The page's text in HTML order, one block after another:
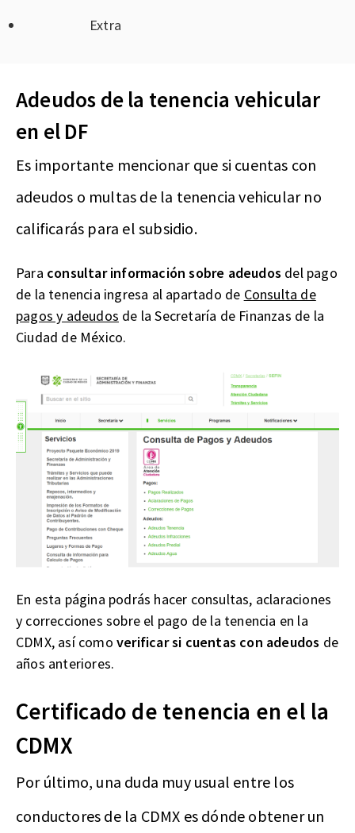
Extra
Adeudos de la tenencia vehicular
en el DF
Es importante mencionar que si cuentas con
adeudos o multas de la tenencia vehicular no
calificarás para el subsidio.
Para consultar información sobre adeudos del pago
de la tenencia ingresa al apartado de Consulta de
pagos y adeudos de la Secretaría de Finanzas de la
Ciudad de México.
En esta página podrás hacer consultas, aclaraciones
y correcciones sobre el pago de la tenencia en la
CDMX, así como verificar si cuentas con adeudos de
años anteriores.
Certificado de tenencia en el la
CDMX
Por último, una duda muy usual entre los
conductores de la CDMX es dónde obtener un